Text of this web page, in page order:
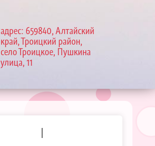
адрес: 659840, Алтайский
край, Троицкий район,
село Троицкое, Пушкина
улица, 11
I